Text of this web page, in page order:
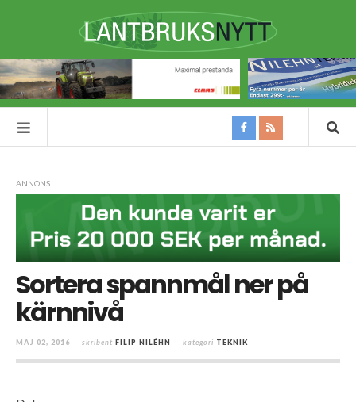
ANNONS
Sortera spannmål ner på
kärnnivå
MAJ 02, 2016 skribent FILIP NILÉHN kategori TEKNIK